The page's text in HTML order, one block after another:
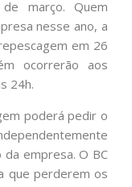
março. Quem
nesse ano, a
em 26
ocorrerão aos
24h.
poderá pedir o
empresa. O BC
que perderem os